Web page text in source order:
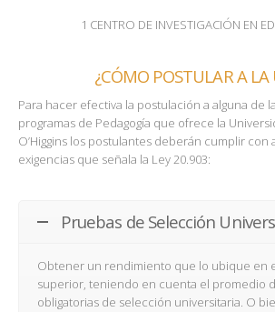
1 CENTRO DE INVESTIGACIÓN EN
¿CÓMO POSTULAR A LA
Para hacer efectiva la postulación a alguna de
programas de Pedagogía que ofrece la
O’Higgins los postulantes deberán cumplir con
exigencias que señala la Ley 20.903:
Pruebas de Selección
Obtener un rendimiento que lo ubique en
superior, teniendo en cuenta el promedio
obligatorias de selección universitaria. O